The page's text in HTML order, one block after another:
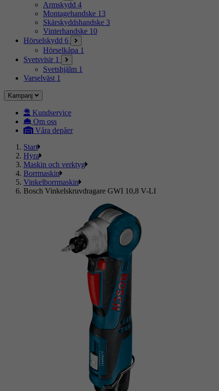
Armskydd 4
Montagehandske 13
Skärskyddshandske 3
Vinterhandske 10
Hörselskydd 6
Hörselkåpa 1
Svetsvisir 1
Svetshjälm 1
Varselväst 1
Kampanj
Kundservice
Om oss
Våra depåer
Start
Hyra
Maskin och verktyg
Borrmaskin
Vinkelborrmaskin
Bosch Vinkelskruvdragare GWI 10,8 V-LI